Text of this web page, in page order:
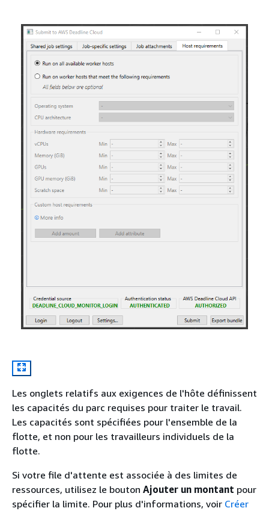
Les onglets relatifs aux exigences de l'hôte définissent
les capacités du parc requises pour traiter le travail.
Les capacités sont spécifiées pour l'ensemble de la
flotte, et non pour les travailleurs individuels de la
flotte.
Si votre file d'attente est associée à des limites de
ressources, utilisez le bouton Ajouter un montant pour
spécifier la limite. Pour plus d'informations, voir Créer